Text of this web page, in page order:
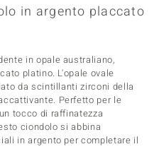
in argento placcato
in opale australiano,
platino. L'opale ovale
da scintillanti zirconi della
Perfetto per le
tocco di raffinatezza
ciondolo si abbina
in argento per completare il